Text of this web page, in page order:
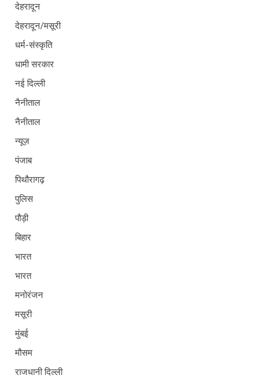
देहरादून
देहरादून/मसूरी
धर्म-संस्कृति
धामी सरकार
नई दिल्ली
नैनीताल
नैनीताल
न्यूज़
पंजाब
पिथौरागढ़
पुलिस
पौड़ी
बिहार
भारत
भारत
मनोरंजन
मसूरी
मुंबई
मौसम
राजधानी दिल्ली